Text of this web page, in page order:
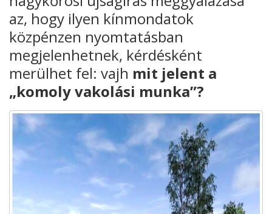
az, hogy ilyen kínmondatok
közpénzen nyomtatásban
megjelenhetnek, kérdésként
merülhet fel: vajh mit jelent a
„komoly vakolási munka”?